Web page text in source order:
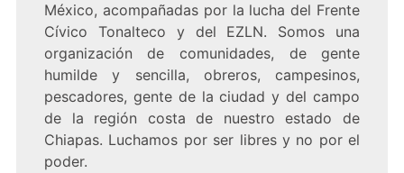
México, acompañadas por la lucha del Frente
Cívico Tonalteco y del EZLN. Somos una
organización de comunidades, de gente
humilde y sencilla, obreros, campesinos,
pescadores, gente de la ciudad y del campo
de la región costa de nuestro estado de
Chiapas. Luchamos por ser libres y no por el
poder.